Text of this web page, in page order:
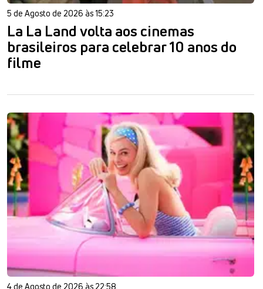
5 de Agosto de 2026 às 15:23
La La Land volta aos cinemas
brasileiros para celebrar 10 anos do
filme
4 de Agosto de 2026 às 22:58